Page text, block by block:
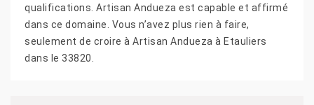
qualifications. Artisan Andueza est capable et affirmé
dans ce domaine. Vous n’avez plus rien à faire,
seulement de croire à Artisan Andueza à Etauliers
dans le 33820.